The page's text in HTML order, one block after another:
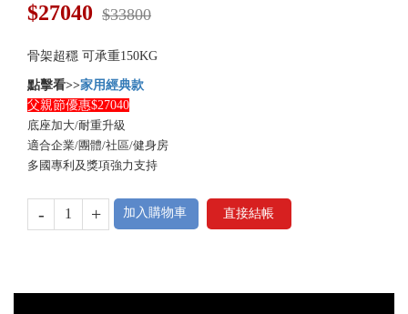
$27040 $33800
骨架超穩 可承重150KG
點擊看>>家用經典款
父親節優惠$27040
底座加大/耐重升級
適合企業/團體/社區/健身房
多國專利及獎項強力支持
- + 加入購物車 直接結帳